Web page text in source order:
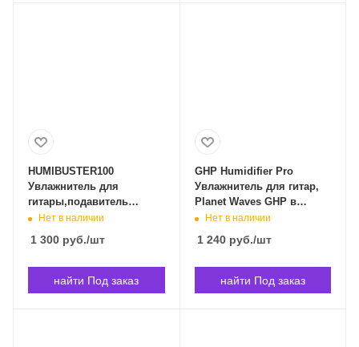
HUMIBUSTER100
Увлажнитель для
гитары,подавитель
обратной связи, 100мм,
Владивостоке
Нет в наличии
1 300 руб./шт
найти Под заказ
GHP Humidifier Pro
Увлажнитель для гитар,
Planet Waves GHP в
Владивостоке
Нет в наличии
1 240руб./шт
найти Под заказ